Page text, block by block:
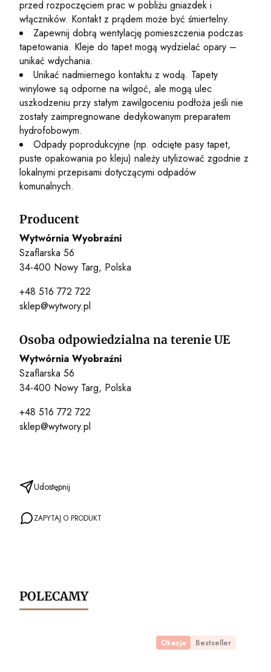
przed rozpoczęciem prac w pobliżu gniazdek i
włączników. Kontakt z prądem może być śmiertelny.
Zapewnij dobrą wentylację pomieszczenia podczas
tapetowania. Kleje do tapet mogą wydzielać opary –
unikać wdychania.
Unikać nadmiernego kontaktu z wodą. Tapety
winylowe są odporne na wilgoć, ale mogą ulec
uszkodzeniu przy stałym zawilgoceniu podłoża jeśli nie
zostały zaimpregnowane dedykowanym preparatem
hydrofobowym.
Odpady poprodukcyjne (np. odcięte pasy tapet,
puste opakowania po kleju) należy utylizować zgodnie z
lokalnymi przepisami dotyczącymi odpadów
komunalnych.
Producent
Wytwórnia Wyobraźni
Szaflarska 56
34-400 Nowy Targ, Polska
+48 516 772 722
sklep@wytwory.pl
Osoba odpowiedzialna na terenie UE
Wytwórnia Wyobraźni
Szaflarska 56
34-400 Nowy Targ, Polska
+48 516 772 722
sklep@wytwory.pl
Udostępnij
ZAPYTAJ O PRODUKT
POLECAMY
Okazja Bestseller